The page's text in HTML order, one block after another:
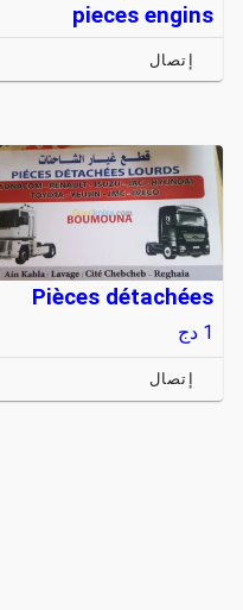
pieces engins
إتصال
Pièces détachées
1 دج
إتصال